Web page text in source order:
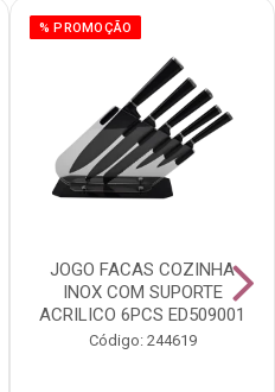
% PROMOÇÃO
JOGO FACAS COZINHA
INOX COM SUPORTE
ACRILICO 6PCS ED509001
Código: 244619